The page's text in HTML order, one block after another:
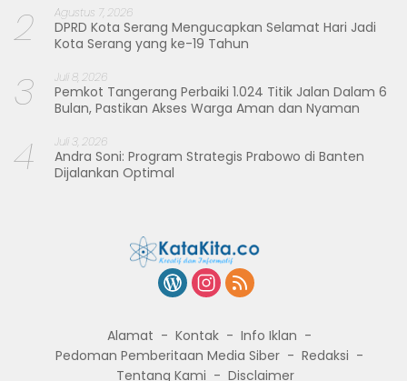
2 Agustus 7, 2026
DPRD Kota Serang Mengucapkan Selamat Hari Jadi
Kota Serang yang ke-19 Tahun
3 Juli 8, 2026
Pemkot Tangerang Perbaiki 1.024 Titik Jalan Dalam 6
Bulan, Pastikan Akses Warga Aman dan Nyaman
4 Juli 3, 2026
Andra Soni: Program Strategis Prabowo di Banten
Dijalankan Optimal
Alamat Kontak
Info Iklan
Pedoman Pemberitaan Media Siber
Redaksi
Tentang Kami
Disclaimer